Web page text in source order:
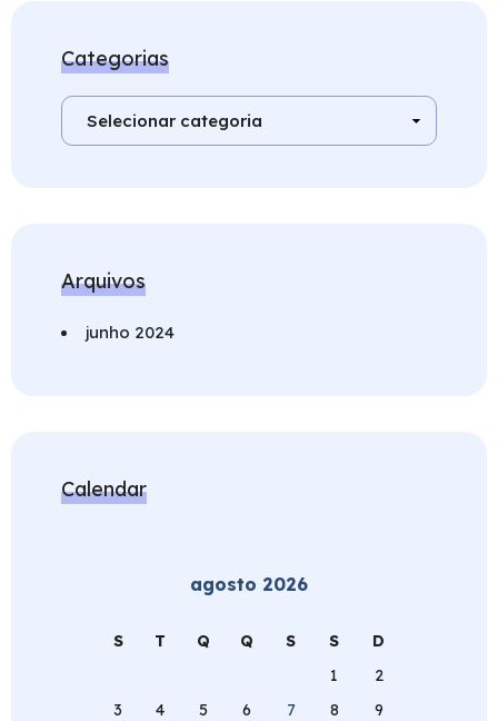
Categorias
Arquivos
junho 2024
Calendar
agosto 2026
S T Q Q S S
D
1
2
3
4 5 6 7 8
9